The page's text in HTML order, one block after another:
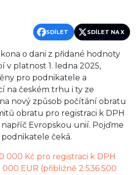
SDÍLET SDÍLET NA X
o dani z přidané hodnoty
v platnost 1. ledna 2025,
pro podnikatele a
na českém trhu i ty ze
nový způsob počítání obratu
obratu pro registraci k DPH
Evropskou unií. Pojďme
čeká.
000 Kč pro registraci k DPH
EUR (přibližně 2 536 500